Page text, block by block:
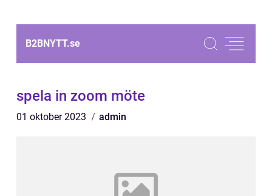
B2BNYTT.se
spela in zoom möte
01 oktober 2023 admin